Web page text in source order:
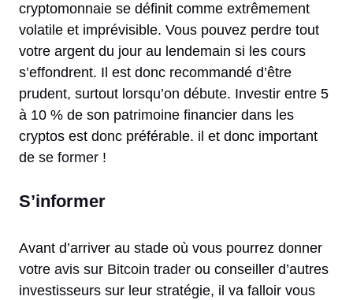
cryptomonnaie se définit comme extrêmement
volatile et imprévisible. Vous pouvez perdre tout
votre argent du jour au lendemain si les cours
s’effondrent. Il est donc recommandé d’être
prudent, surtout lorsqu’on débute. Investir entre 5
à 10 % de son patrimoine financier dans les
cryptos est donc préférable. il et donc important
de se former !
S’informer
Avant d’arriver au stade où vous pourrez donner
votre avis sur Bitcoin trader ou conseiller d’autres
investisseurs sur leur stratégie, il va falloir vous